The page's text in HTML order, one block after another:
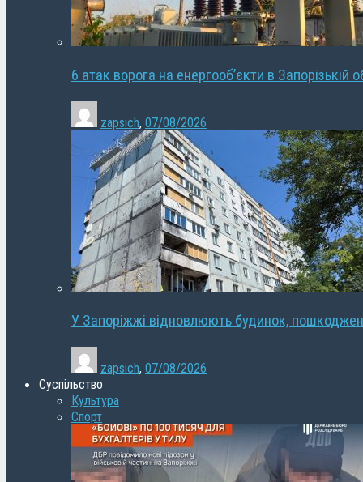
6 атак ворога на енергооб’єкти в Запорізькій
zapsich, 07/08/2026
У Запоріжжі відновлюють будинок,
zapsich, 07/08/2026
Суспільство
Культура
Спорт